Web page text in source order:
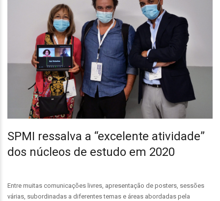
SPMI ressalva a “excelente atividade”
dos núcleos de estudo em 2020
Entre muitas comunicações livres, apresentação de posters, sessões
várias, subordinadas a diferentes temas e áreas abordadas pela